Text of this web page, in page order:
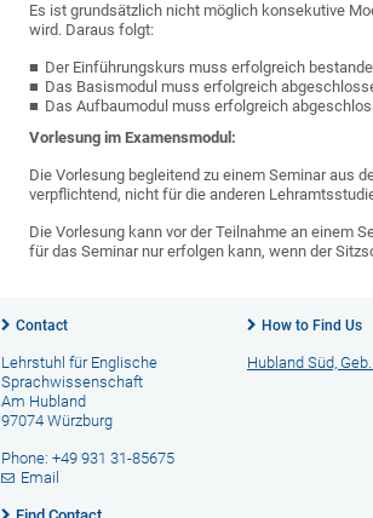
Es ist grundsätzlich nicht möglich konsekutive
wird. Daraus folgt:
Der Einführungskurs muss erfolgreich
Das Basismodul muss erfolgreich
Das Aufbaumodul muss erfolgreich
Vorlesung im Examensmodul:
Die Vorlesung begleitend zu einem Seminar aus
verpflichtend, nicht für die anderen
Die Vorlesung kann vor der Teilnahme an einem
für das Seminar nur erfolgen kann, wenn der
Contact
Lehrstuhl für Englische
Sprachwissenschaft
Am Hubland
97074 Würzburg
Phone: +49 931 31-85675
Email
How to Find Us
Hubland Süd,